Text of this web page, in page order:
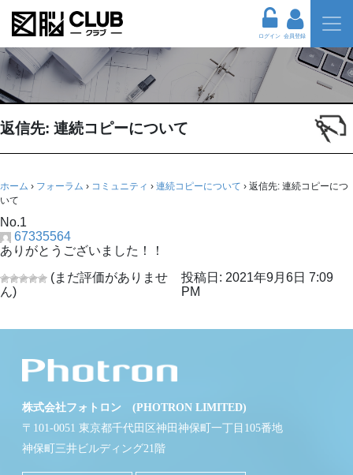
ログイン 会員登録
返信先: 連続コピーについて
ホーム › フォーラム › コミュニティ › 連続コピーについて › 返信先: 連続コピーにつ
いて
No.1
67335564
ありがとうございました！！
(まだ評価がありませ
ん)
投稿日: 2021年9月6日 7:09
PM
株式会社フォトロン (PHOTRON LIMITED)
〒101-0051 東京都千代田区神田神保町一丁目105番地
神保町三井ビルディング21階